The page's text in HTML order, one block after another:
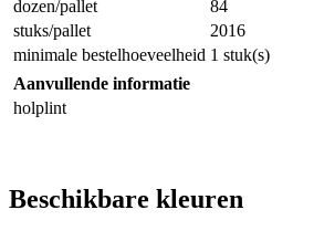
dozen/pallet
84
stuks/pallet
2016
minimale bestelhoeveelheid 1 stuk(s)
Aanvullende informatie
holplint
Beschikbare kleuren